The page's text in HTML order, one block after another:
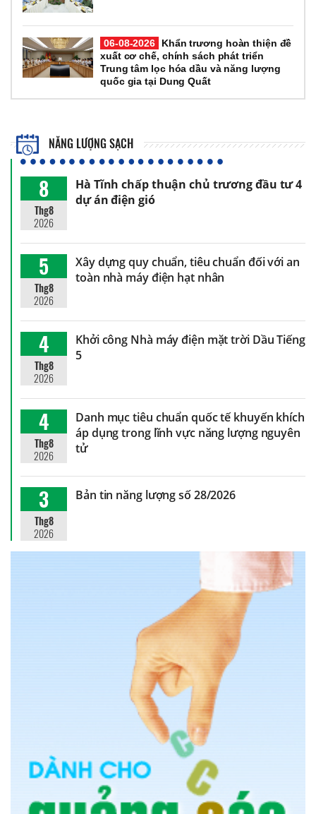
06-08-2026
Khẩn trương hoàn thiện đề
xuất cơ chế, chính sách phát triển
Trung tâm lọc hóa dầu và năng lượng
quốc gia tại Dung Quất
NĂNG LƯỢNG SẠCH
8
Thg8
2026
Hà Tĩnh chấp thuận chủ trương đầu tư 4
dự án điện gió
5
Thg8
2026
Xây dựng quy chuẩn, tiêu chuẩn đối với an
toàn nhà máy điện hạt nhân
4
Thg8
2026
Khởi công Nhà máy điện mặt trời Dầu Tiếng
5
4
Thg8
2026
Danh mục tiêu chuẩn quốc tế khuyến khích
áp dụng trong lĩnh vực năng lượng nguyên
tử
3
Thg8
2026
Bản tin năng lượng số 28/2026